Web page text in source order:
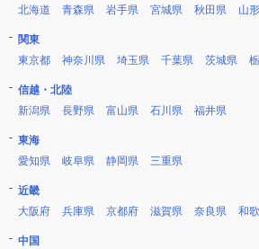
北海道
青森県 岩手県 宮城県 秋田県 山
関東
東京都
神奈川県 埼玉県 千葉県 茨城県
信越・北陸
新潟県
長野県 富山県 石川県 福井県
東海
愛知県
岐阜県 静岡県 三重県
近畿
大阪府
兵庫県 京都府 滋賀県 奈良県 和
中国